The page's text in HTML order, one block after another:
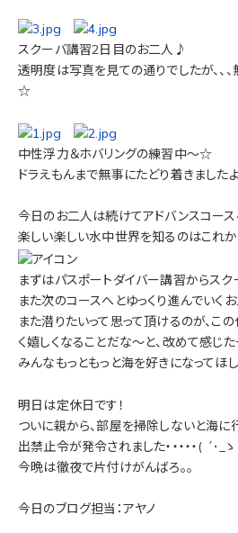
スクーバ講習2日目のお二人♪
透明度は写真を見ての通りでしたが、、
☆
中性浮力＆ホバリングの練習中～☆
ドラえもんまで無事にたどり着きました
今日のお二人は続けてアドバンスコー
楽しい楽しい水中世界を知るのはこれ
まずはパスポートダイバー講習からスク
また次のコースへとゆっくり進んでいく
また潜りたいって思って頂けるのが、こ
く嬉しくなることだな～と、改めて感じた
みんなもっともっと海を好きになってほ
明日は定休日です！
ついに親から、部屋を掃除しないと海に
出禁止令が発令されました・・・・・( ´･_
今晩は徹夜で片付けがんばろ。。
今日のブログ担当：アヤノ